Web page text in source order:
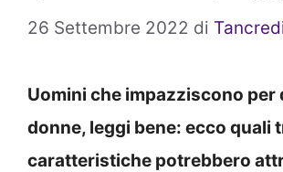
26 Settembre 2022 di
Uomini che impazziscono per
donne, leggi bene: ecco quali
caratteristiche potrebbero